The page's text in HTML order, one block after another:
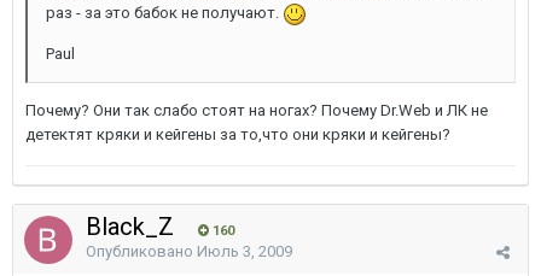
раз - за это бабок не получают.
Paul
Почему? Они так слабо стоят на ногах? Почему Dr.Web и ЛК не
детектят кряки и кейгены за то,что они кряки и кейгены?
Black_Z 160
Опубликовано Июль 3, 2009